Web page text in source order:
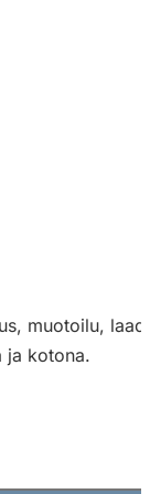
muotoilu,
ja kotona.